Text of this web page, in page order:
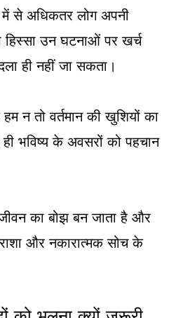
से अधिकतर लोग अपनी
हिस्सा उन घटनाओं पर खर्च
ही नहीं जा सकता।
हम न तो वर्तमान की खुशियों का
भविष्य के अवसरों को पहचान
का बोझ बन जाता है और
और नकारात्मक सोच के